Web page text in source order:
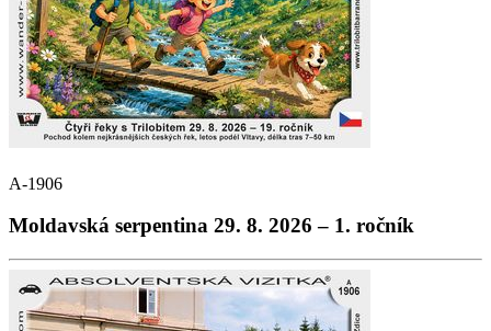
A-1906
Moldavská serpentina 29. 8. 2026 – 1. ročník